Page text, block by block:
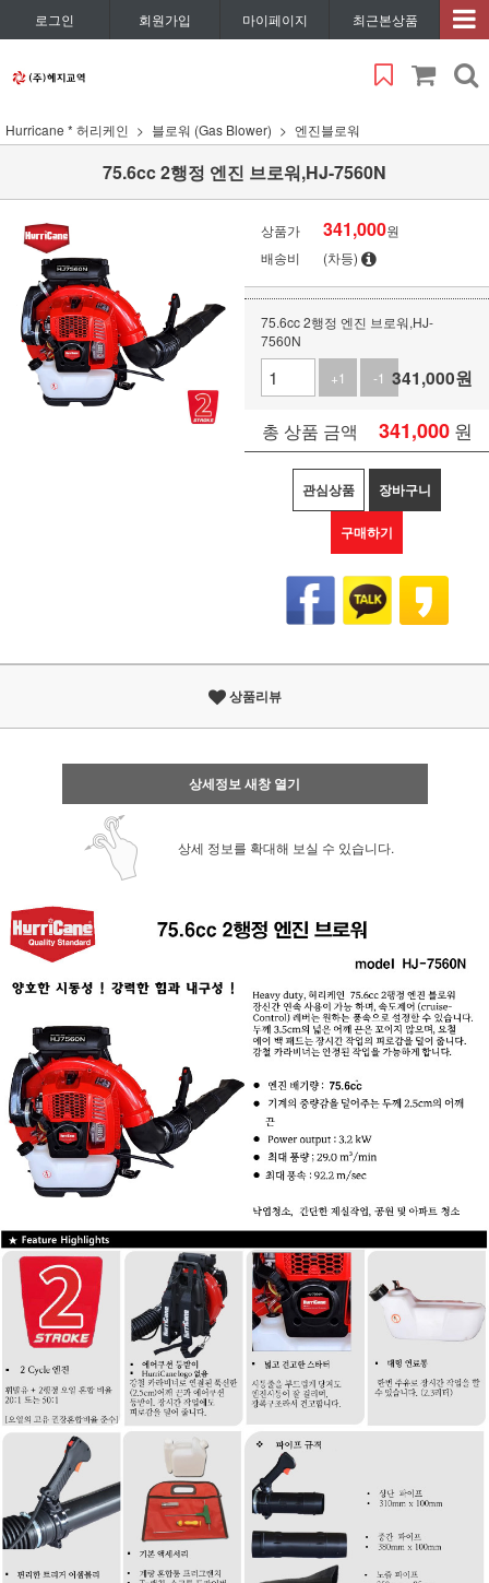
로그인 회원가입 마이페이지 최근본상품
Hurricane * 허리케인 블로워 (Gas Blower) 엔진블로워
75.6cc 2행정 엔진 브로워,HJ-7560N
상품가 341,000원
배송비
(차등)
75.6cc 2행정 엔진 브로워,HJ-
7560N
+1
-1 341,000원
총 상품 금액 341,000 원
관심상품 장바구니
구매하기
상품리뷰
상세정보 새창 열기
상세 정보를 확대해 보실 수 있습니다.